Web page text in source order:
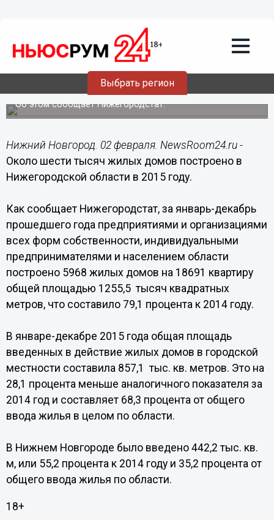
Выбрать регион
Около шести тысяч жилых домов
построено в Нижегородской области в
Об этом сообщает Нижегородстат.
Нижний Новгород. 02 февраля. NewsRoom24.ru -
Около шести тысяч жилых домов построено в
Нижегородской области в 2015 году.
Как сообщает Нижегородстат, за январь-декабрь
прошедшего года предприятиями и организациями
всех форм собственности, индивидуальными
предпринимателями и населением области
построено 5968 жилых домов на 18691 квартиру
общей площадью 1255,5 тысяч квадратных
метров, что составило 79,1 процента к 2014 году.
В январе-декабре 2015 года общая площадь
введенных в действие жилых домов в городской
местности составила 857,1 тыс. кв. метров. Это на
28,1 процента меньше аналогичного показателя за
2014 год и составляет 68,3 процента от общего
ввода жилья в целом по области.
В Нижнем Новгороде было введено 442,2 тыс. кв.
м, или 55,2 процента к 2014 году и 35,2 процента от
общего ввода жилья по области.
18+